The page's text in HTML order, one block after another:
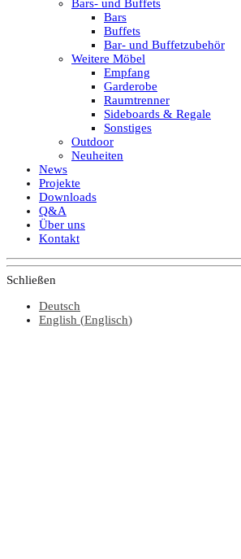
Bars- und Buffets
Bars
Buffets
Bar- und Buffetzubehör
Weitere Möbel
Empfang
Garderobe
Raumtrenner
Sideboards & Regale
Sonstiges
Outdoor
Neuheiten
News
Projekte
Downloads
Q&A
Über uns
Kontakt
Schließen
Deutsch
English (Englisch)